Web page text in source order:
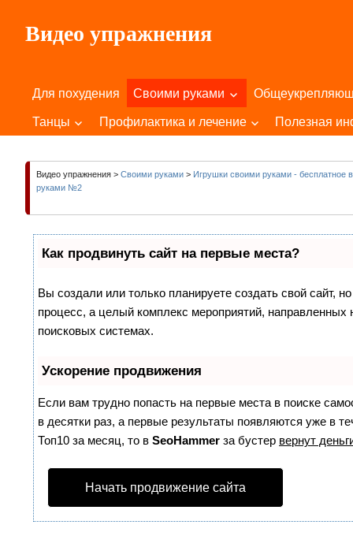
содержимому
Видео упражнения
Вашего
Для похудения Своими руками
Танцы Профилактика и лечение Полезная
Видео упражнения > Своими руками > Игрушки своими руками - бесплатное
руками №2
Как продвинуть сайт на первые места?
Вы создали или только планируете создать свой сайт,
процесс, а целый комплекс мероприятий,
поисковых системах.
Ускорение продвижения
Если вам трудно попасть на первые места в поиске
в десятки раз, а первые результаты появляются уже в
Топ10 за месяц, то в SeoHammer за бустер вернут
Начать продвижение сайта